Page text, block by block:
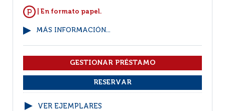
| En formato papel.
MÁS INFORMACIÓN...
VER EJEMPLARES